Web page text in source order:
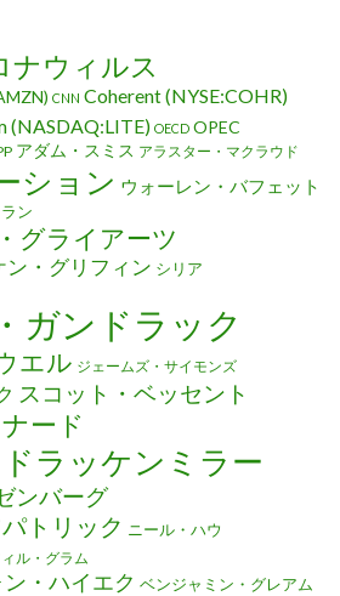
ナウィルス
CNN Coherent (NYSE:COHR)
(NASDAQ:LITE) OECD OPEC
アダム・スミス アラスター・マクラウド
ション ウォーレン・バフェット
ン
グライアーツ
ン・グリフィン シリア
ガンドラック
エル ジェームズ・サイモンズ
スコット・ベッセント
ード
ラッケンミラー
ンバーグ
トリック ニール・ハウ
ル・グラム
・ハイエク ベンジャミン・グレアム